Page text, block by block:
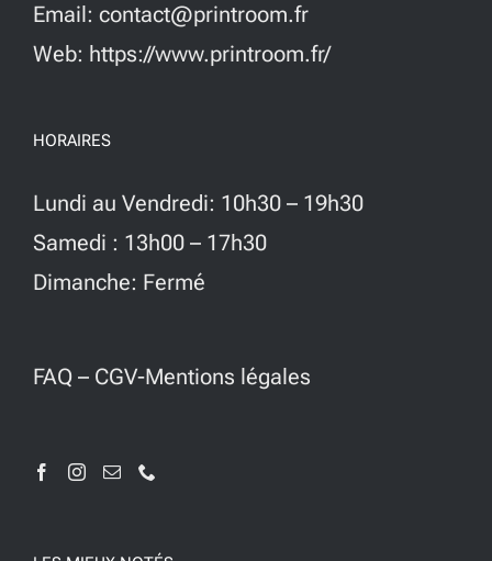
Email: contact@printroom.fr
Web: https://www.printroom.fr/
HORAIRES
Lundi au Vendredi: 10h30 – 19h30
Samedi : 13h00 – 17h30
Dimanche: Fermé
FAQ – CGV-Mentions légales